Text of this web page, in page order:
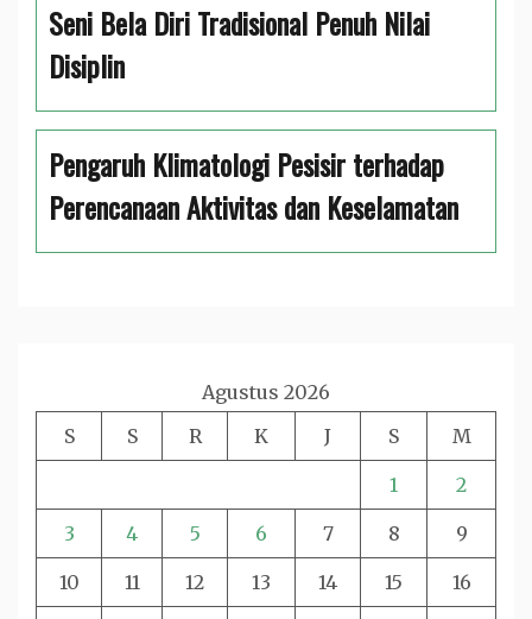
Seni Bela Diri Tradisional Penuh Nilai
Disiplin
Pengaruh Klimatologi Pesisir terhadap
Perencanaan Aktivitas dan Keselamatan
Agustus 2026
S
S R K J S M
1 2
3 4 5 6 7 8 9
10 11 12 13 14 15 16